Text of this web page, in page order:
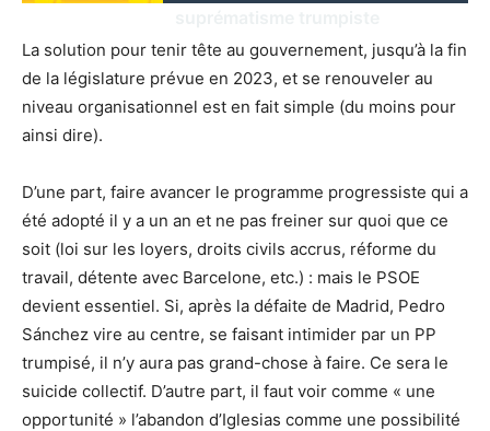
La solution pour tenir tête au gouvernement, jusqu’à la fin
de la législature prévue en 2023, et se renouveler au
niveau organisationnel est en fait simple (du moins pour
ainsi dire).
D’une part, faire avancer le programme progressiste qui a
été adopté il y a un an et ne pas freiner sur quoi que ce
soit (loi sur les loyers, droits civils accrus, réforme du
travail, détente avec Barcelone, etc.) : mais le PSOE
devient essentiel. Si, après la défaite de Madrid, Pedro
Sánchez vire au centre, se faisant intimider par un PP
trumpisé, il n’y aura pas grand-chose à faire. Ce sera le
suicide collectif. D’autre part, il faut voir comme « une
opportunité » l’abandon d’Iglesias comme une possibilité